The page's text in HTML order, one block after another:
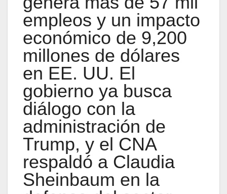
empleos y un impacto
económico de 9,200
millones de dólares
en EE. UU. El
gobierno ya busca
diálogo con la
administración de
Trump, y el CNA
respaldó a Claudia
Sheinbaum en la